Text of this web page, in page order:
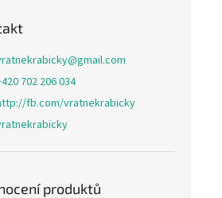
@gmail.com
702 206 034
fb.com/vratnekrabicky
produktů